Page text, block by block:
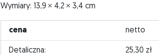
Wymiary: 13,9
4,2 3,4 cm
cena netto
Detaliczna: 25,30 zł